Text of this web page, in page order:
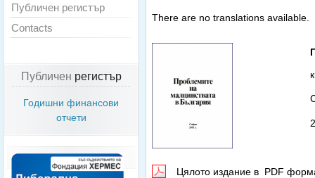
There are no translations available.
Цялото издание в PDF
Публичен регистър
Contacts
Публичен регистър
Годишни финансови
отчети